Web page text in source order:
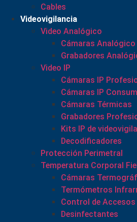
Cables
Videovigilancia
Video Analógico
Cámaras Analógico
Grabadores
Video IP
Cámaras IP
Cámaras IP
Cámaras Térmicas
Grabadores
Kits IP de
Decodificadores
Protección Perimetral
Temperatura Corporal
Cámaras
Termómetros
Control de Accesos
Desinfectantes